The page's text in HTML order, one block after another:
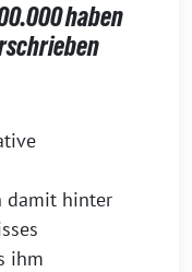
haben
damit hinter
ihm